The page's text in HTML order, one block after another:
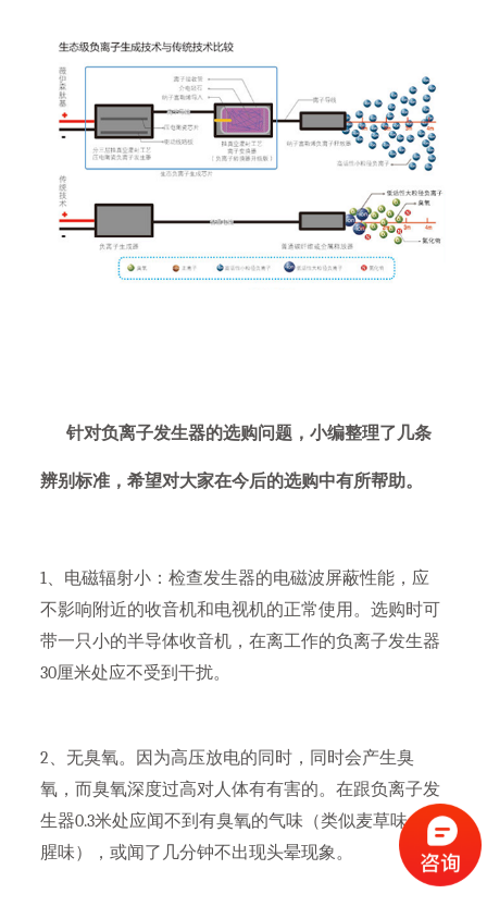
针对负离子发生器的选购问题，小编整理了几条
辨别标准，希望对大家在今后的选购中有所帮助。
1、电磁辐射小：检查发生器的电磁波屏蔽性能，应
不影响附近的收音机和电视机的正常使用。选购时可
带一只小的半导体收音机，在离工作的负离子发生器
30厘米处应不受到干扰。
2、无臭氧。因为高压放电的同时，同时会产生臭
氧，而臭氧深度过高对人体有有害的。在跟负离子发
生器0.3米处应闻不到有臭氧的气味（类似麦草味、鱼
腥味），或闻了几分钟不出现头晕现象。